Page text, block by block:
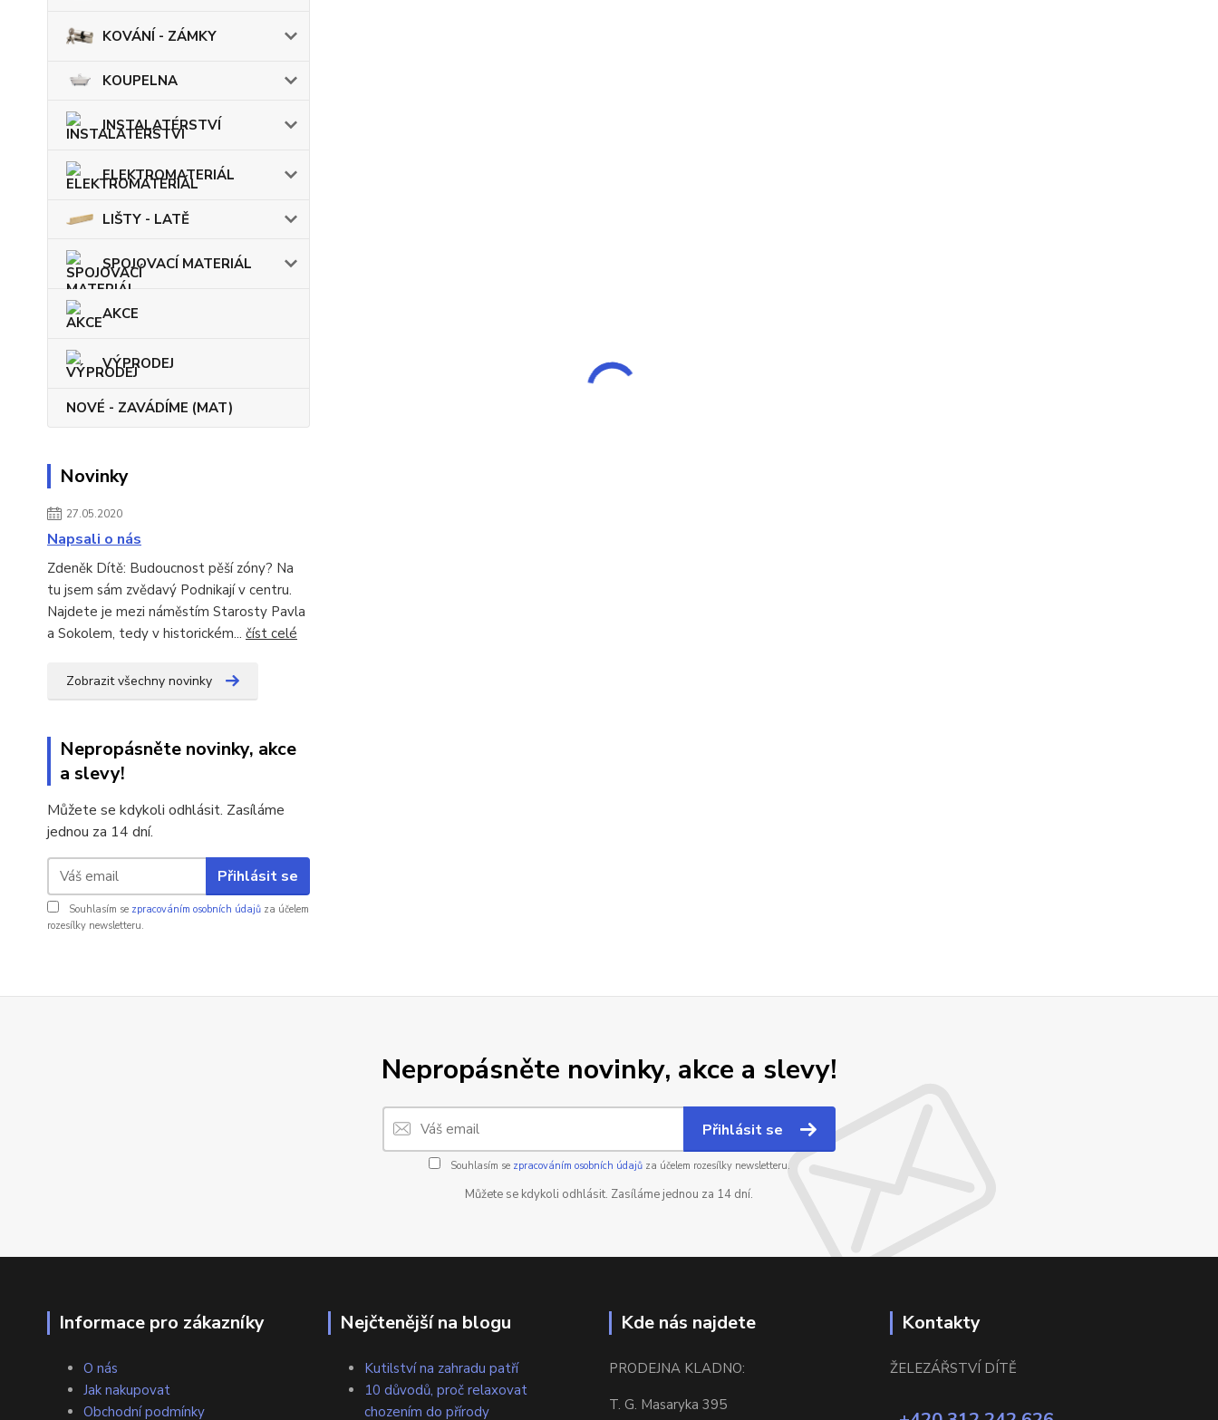
KOVÁNÍ - ZÁMKY
KOUPELNA
INSTALATÉRSTVÍ
ELEKTROMATERIÁL
LIŠTY - LATĚ
SPOJOVACÍ MATERIÁL
AKCE
VÝPRODEJ
NOVÉ - ZAVÁDÍME (MAT)
Novinky
27.05.2020
Napsali o nás
Zdeněk Dítě: Budoucnost pěší zóny? Na
tu jsem sám zvědavý Podnikají v centru.
Najdete je mezi náměstím Starosty Pavla
a Sokolem, tedy v historickém... číst celé
Zobrazit všechny novinky
Nepropásněte novinky, akce
a slevy!
Můžete se kdykoli odhlásit. Zasíláme
jednou za 14 dní.
Přihlásit se
Souhlasím se zpracováním osobních údajů za účelem
rozesílky newsletteru.
Nepropásněte novinky, akce a slevy!
Přihlásit se
Souhlasím se zpracováním osobních údajůza účelem rozesílky newsletteru.
Můžete se kdykoli odhlásit. Zasíláme jednou za 14 dní.
Informace pro zákazníky
O nás
Jak nakupovat
Obchodní podmínky
Nejčtenější na blogu
Kutilství na zahradu patří
10 důvodů, proč relaxovat
chozením do přírody
Kde nás najdete
PRODEJNA KLADNO:
T. G. Masaryka 395
Kontakty
ŽELEZÁŘSTVÍ DÍTĚ